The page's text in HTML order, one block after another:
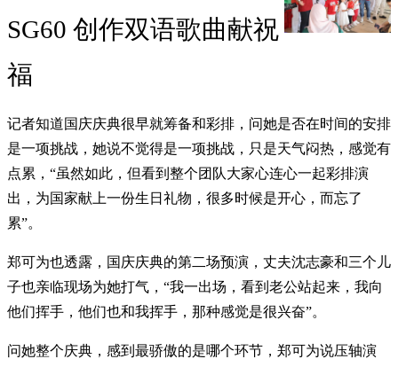
SG60 创作双语歌曲献祝
福
记者知道国庆庆典很早就筹备和彩排，问她是否在时间的安排
是一项挑战，她说不觉得是一项挑战，只是天气闷热，感觉有
点累，“虽然如此，但看到整个团队大家心连心一起彩排演
出，为国家献上一份生日礼物，很多时候是开心，而忘了
累”。
郑可为也透露，国庆庆典的第二场预演，丈夫沈志豪和三个儿
子也亲临现场为她打气，“我一出场，看到老公站起来，我向
他们挥手，他们也和我挥手，那种感觉是很兴奋”。
问她整个庆典，感到最骄傲的是哪个环节，郑可为说压轴演